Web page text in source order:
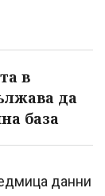
в
да
база
данни